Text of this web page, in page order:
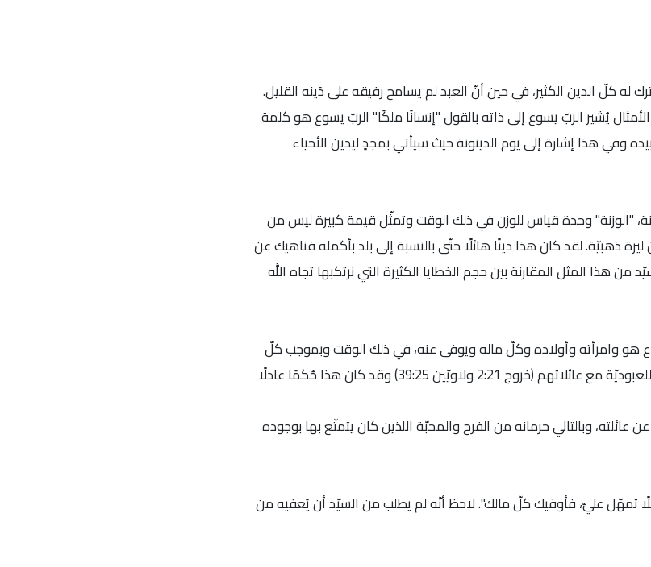
له كلّ الدين الكثير، في حين أنّ العبد لم يسامح رفيقه على دَينه القليل.
يُشير الربّ يسوع إلى ذاته بالقول "إنسانًا ملكًا" الربّ يسوع هو كلمة
وفي هذا إشارة إلى يوم الدينونة حيث سيأتي بمجدٍ ليدين الأحياء
"الوزنة" وحدة قياس للوزن في ذلك الوقت وتمثّل قيمة كبيرة ليس من
ذهبيّة. لقد كان هذا دينًا هائلًا حتّى بالنسبة إلى بلد بأكمله فناهيك عن
من هذا المثل المقارنة بين حجم الخطايا الكثيرة التي نرتكبها تجاه الله
هو وامرأته وأولاده وكلّ ماله ويوفى عنه، في ذلك الوقت وبموجب كلّ
من القانونين الرومانيّ واليهوديّ كان يتمّ بيع المديونين الفقراء للعبوديّة مع عائلاتهم (خروج 2:21 ولاويّين 39:25) وقد كان هذا حُكمًا عادلًا
وبالتالي حرمانه من الفرح والمحبّة اللذين كان يتمتّع بها بوجوده
تمهّل عليّ، فأوفيك كلّ مالك". لاحظ أنّه لم يطلب من السيّد أن يَعفيه من